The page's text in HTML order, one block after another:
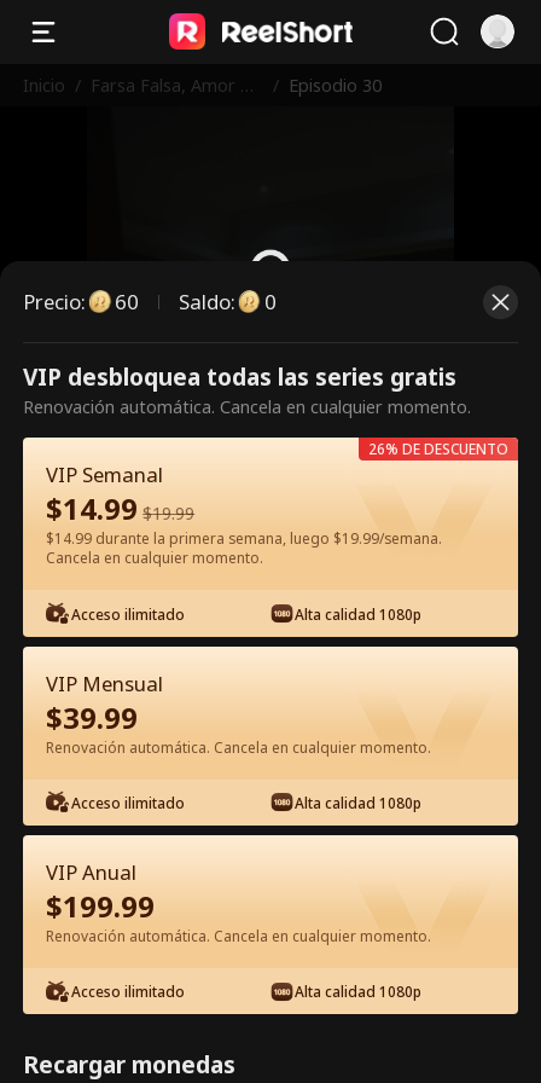
Inicio / Farsa Falsa, Amor Re
/ Episodio 30
Es un episodio de pago.
Desbloquéalo para verlo.
60
Episodio 30 - Farsa Falsa, Amor Real
Película Completa
1-50 51-60 Todos los Episodios
30 31 33
Precio: 60 Saldo: 0
VIP desbloquea todas las series gratis
Renovación automática. Cancela en cualquier momento.
VIP Semanal
$14.99 $19.99
$14.99 durante la primera semana, luego $19.99/semana.
Cancela en cualquier momento.
Acceso ilimitado Alta calidad 1080p
26% DE DESCUENTO
VIP Mensual
$39.99
Renovación automática. Cancela en cualquier momento.
Acceso ilimitado Alta calidad 1080p
VIP Anual
$199.99
Renovación automática. Cancela en cualquier momento.
Acceso ilimitado Alta calidad 1080p
Recargar monedas